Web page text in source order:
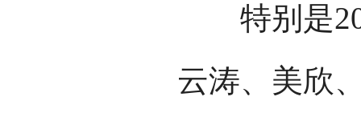
特别是
云涛、美欣